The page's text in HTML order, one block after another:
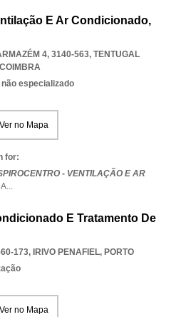
E Ar Condicionado,
4, 3140-563, TENTUGAL
COIMBRA
especializado
Ver no Mapa
for:
- VENTILAÇÃO E AR
...
E Tratamento De
173, IRIVO PENAFIEL, PORTO
Ver no Mapa